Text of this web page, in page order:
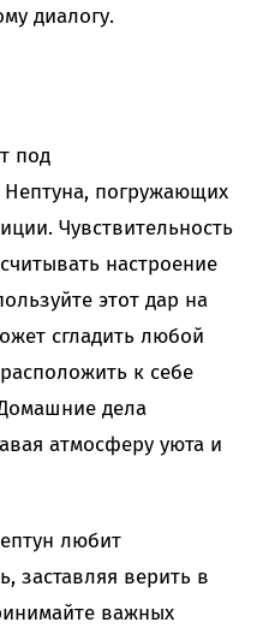
диалогу.
под
погружающих
Чувствительность
настроение
этот дар на
сгладить любой
к себе
дела
атмосферу уюта и
любит
заставляя верить в
важных